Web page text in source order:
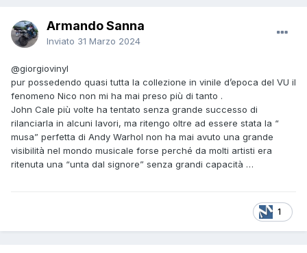
Armando Sanna
Inviato 31 Marzo 2024
@giorgiovinyl
pur possedendo quasi tutta la collezione in vinile d’epoca del VU il
fenomeno Nico non mi ha mai preso più di tanto .
John Cale più volte ha tentato senza grande successo di
rilanciarla in alcuni lavori, ma ritengo oltre ad essere stata la “
musa” perfetta di Andy Warhol non ha mai avuto una grande
visibilità nel mondo musicale forse perché da molti artisti era
ritenuta una “unta dal signore” senza grandi capacità …
1